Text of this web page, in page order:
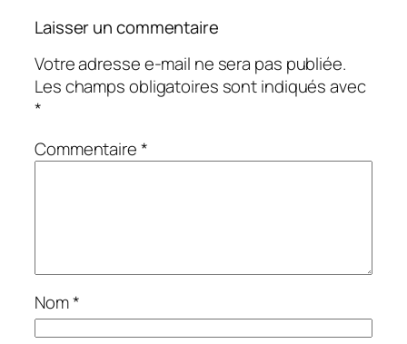
Laisser un commentaire
Votre adresse e-mail ne sera pas publiée.
Les champs obligatoires sont indiqués avec
*
Commentaire*
Nom*